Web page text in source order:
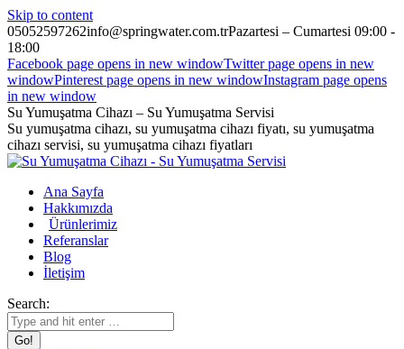
Skip to content
05052597262info@springwater.com.trPazartesi – Cumartesi 09:00 -
18:00
Facebook page opens in new windowTwitter page opens in new
windowPinterest page opens in new windowInstagram page opens
in new window
Su Yumuşatma Cihazı – Su Yumuşatma Servisi
Su yumuşatma cihazı, su yumuşatma cihazı fiyatı, su yumuşatma
cihazı servisi, su yumuşatma cihazı fiyatları
Ana Sayfa
Hakkımızda
Ürünlerimiz
Referanslar
Blog
İletişim
Search: